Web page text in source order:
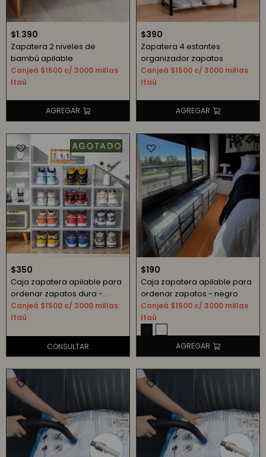
$1.390
Zapatera 2 niveles de
bambú apilable
Canjeá $1500 c/ 3000 millas
Itaú
$390
Zapatera 4 estantes
organizador zapatos
Canjeá $1500 c/ 3000 millas
Itaú
$350
Caja zapatera apilable para
ordenar zapatos dura -
Transparente
Canjeá $1500 c/ 3000 millas
Itaú
$190
Caja zapatera apilable para
ordenar zapatos - negro
Canjeá $1500 c/ 3000 millas
Itaú